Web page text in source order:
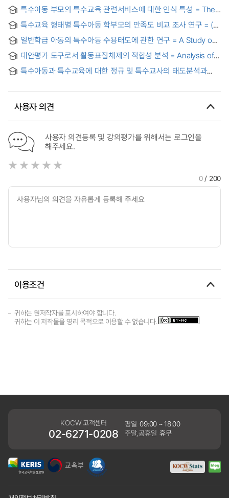
특수아동 부모의 특수교육 관련서비스에 대한 인식 특성 = The
Parents Have about Special-Education-Related Services
특수교육 형태별 특수아동 학부모의 만족도 비교 조사 연구 = (A)
of students with special needs towards service delivery
systems
일반학급 아동의 특수아동 수용태도에 관한 연구 = A Study on
exceptional children
대안평가 도구로서 활동표집체제의 적합성 분석 = Analysis of
Assessment Tool
특수아동과 특수교육에 대한 정규 및 특수교사의 태도분석과
사용자 의견
사용자 의견등록 및 강의평가를 위해서는 로그인을
해주세요.
0/ 200
이용조건
귀하는 원저작자를 표시하여야 합니다.
귀하는 이 저작물을 영리 목적으로 이용할 수 없습니다.
KOCW 고객센터
02-6271-0208
평일 09:00 ~ 18:00
주말,공휴일 휴무